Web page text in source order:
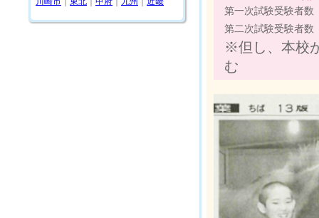
第一次試験受験者数
第二次試験受験者数
※但し、本校
む